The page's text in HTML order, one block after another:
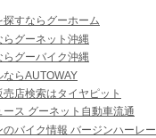
すならグーホーム
グーネット沖縄
グーバイク沖縄
らAUTOWAY
店検索はタイヤピット
ス グーネット自動車流通
バイク情報 バージンハーレー